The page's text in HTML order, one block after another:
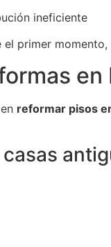
ineficiente
el primer
en
reformar pisos